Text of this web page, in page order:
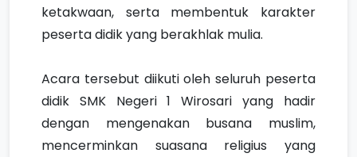
ketakwaan, serta membentuk karakter
peserta didik yang berakhlak mulia.
Acara tersebut diikuti oleh seluruh peserta
didik SMK Negeri 1 Wirosari yang hadir
dengan mengenakan busana muslim,
mencerminkan suasana religius yang